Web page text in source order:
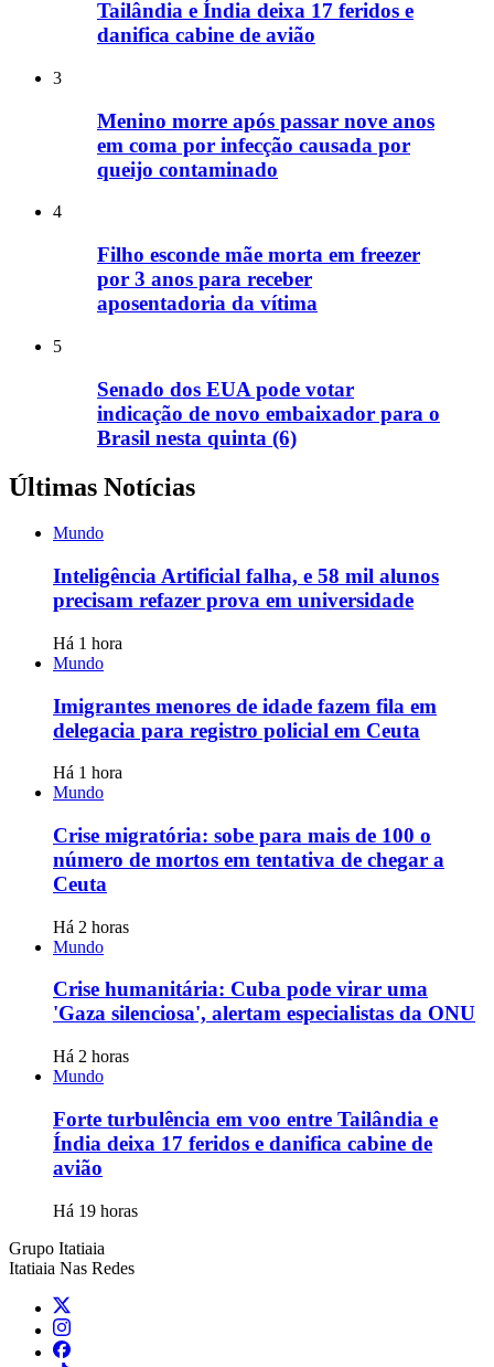
Tailândia e Índia deixa 17 feridos e
danifica cabine de avião
3
Menino morre após passar nove anos
em coma por infecção causada por
queijo contaminado
4
Filho esconde mãe morta em freezer
por 3 anos para receber
aposentadoria da vítima
5
Senado dos EUA pode votar
indicação de novo embaixador para o
Brasil nesta quinta (6)
Últimas Notícias
Mundo
Inteligência Artificial falha, e 58 mil alunos
precisam refazer prova em universidade
Há 1 hora
Mundo
Imigrantes menores de idade fazem fila em
delegacia para registro policial em Ceuta
Há 1 hora
Mundo
Crise migratória: sobe para mais de 100 o
número de mortos em tentativa de chegar a
Ceuta
Há 2 horas
Mundo
Crise humanitária: Cuba pode virar uma
'Gaza silenciosa', alertam especialistas da ONU
Há 2 horas
Mundo
Forte turbulência em voo entre Tailândia e
Índia deixa 17 feridos e danifica cabine de
avião
Há 19 horas
Grupo Itatiaia
Itatiaia Nas Redes